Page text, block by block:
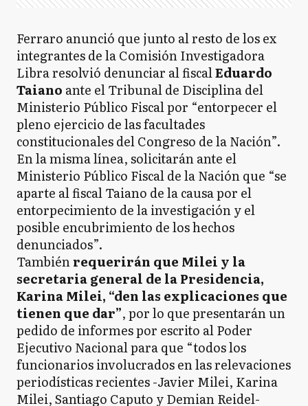
Ferraro anunció que junto al resto de los ex
integrantes de la Comisión Investigadora
Libra resolvió denunciar al fiscalEduardo
Taiano ante el Tribunal de Disciplina del
Ministerio Público Fiscal por “entorpecer el
pleno ejercicio de las facultades
constitucionales del Congreso de la Nación”.
En la misma línea, solicitarán ante el
Ministerio Público Fiscal de la Nación que “se
aparte al fiscal Taiano de la causa por el
entorpecimiento de la investigación y el
posible encubrimiento de los hechos
denunciados”.
Tambiénrequerirán que Milei y la
secretaria general de la Presidencia,
Karina Milei, “den las explicaciones que
tienen que dar”, por lo que presentarán un
pedido de informes por escrito al Poder
Ejecutivo Nacional para que “todos los
funcionarios involucrados en las relevaciones
periodísticas recientes -Javier Milei, Karina
Milei, Santiago Caputo y Demian Reidel-